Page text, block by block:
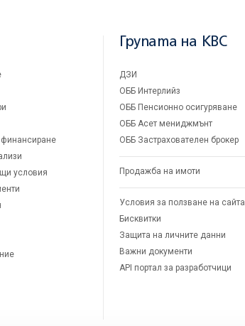
финансиране
условия
Групата на KBC
ДЗИ
ОББ Интерлийз
ОББ Пенсионно осигуряване
ОББ Асет мениджмънт
ОББ Застрахователен брокер
Продажба на имоти
Условия за ползване на сайта
Бисквитки
Защита на личните данни
Важни документи
API портал за разработчици